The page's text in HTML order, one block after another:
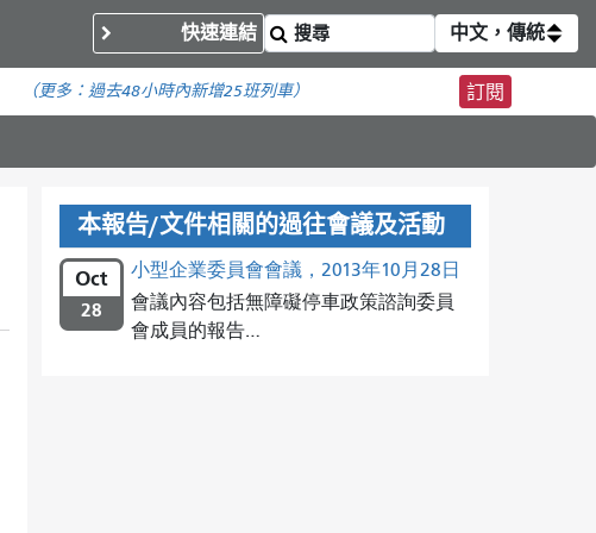
快速連結 中文，傳統
（更多： 過去48小時內新增25班列車） 訂閱
本報告/文件相關的過往會議及活動
Oct
28
小型企業委員會會議，2013年10月28日
會議內容包括無障礙停車政策諮詢委員
會成員的報告…